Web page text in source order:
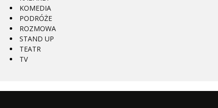
KOMEDIA
PODRÓŻE
ROZMOWA
STAND UP
TEATR
TV